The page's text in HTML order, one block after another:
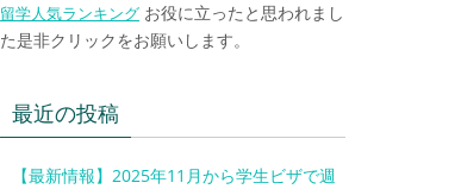
留学人気ランキング お役に立ったと思われまし
た是非クリックをお願いします。
最近の投稿
【最新情報】2025年11月から学生ビザで週